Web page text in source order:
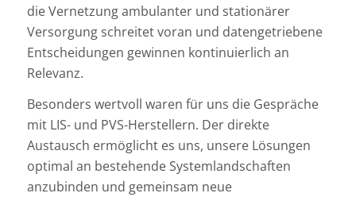
die Vernetzung ambulanter und stationärer
Versorgung schreitet voran und datengetriebene
Entscheidungen gewinnen kontinuierlich an
Relevanz.
Besonders wertvoll waren für uns die Gespräche
mit LIS- und PVS-Herstellern. Der direkte
Austausch ermöglicht es uns, unsere Lösungen
optimal an bestehende Systemlandschaften
anzubinden und gemeinsam neue